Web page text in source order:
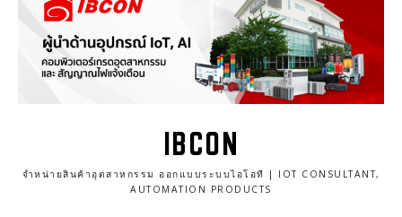
IBCON
จำหน่ายสินค้าอุตสาหกรรม ออกแบบระบบไอโอที | IOT CONSULTANT,
AUTOMATION PRODUCTS